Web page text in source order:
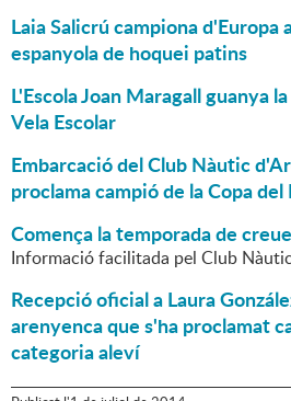
Laia Salicrú campiona d'Europa
espanyola de hoquei patins
L'Escola Joan Maragall guanya
Vela Escolar
Embarcació del Club Nàutic
proclama campió de la Copa del
Comença la temporada de
Informació facilitada pel Club
Recepció oficial a Laura
arenyenca que s'ha proclamat
categoria aleví